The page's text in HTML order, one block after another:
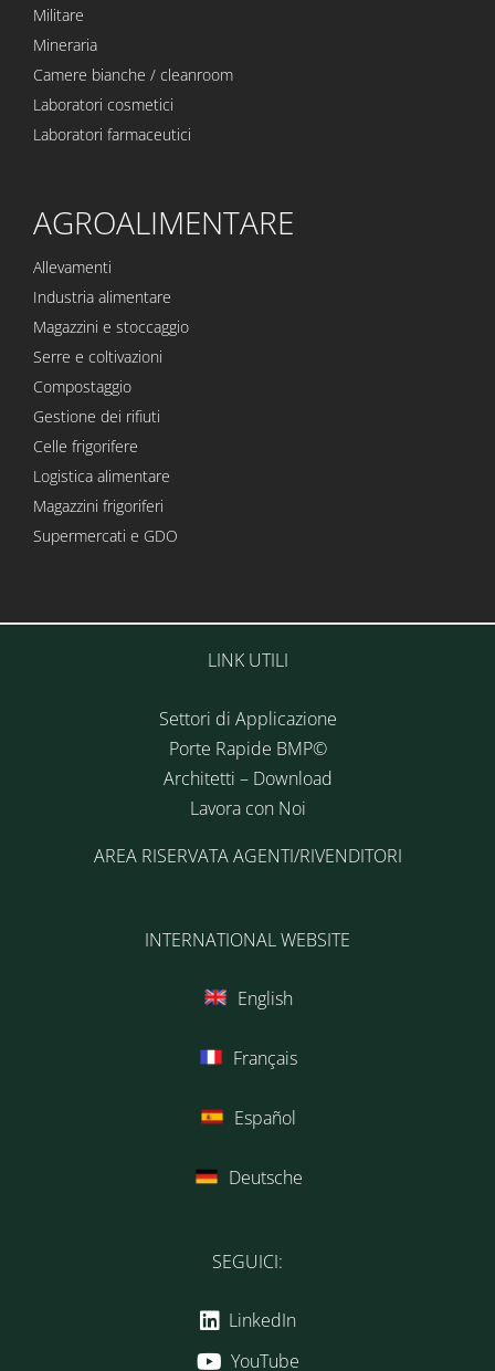
Militare
Mineraria
Camere bianche / cleanroom
Laboratori cosmetici
Laboratori farmaceutici
AGROALIMENTARE
Allevamenti
Industria alimentare
Magazzini e stoccaggio
Serre e coltivazioni
Compostaggio
Gestione dei rifiuti
Celle frigorifere
Logistica alimentare
Magazzini frigoriferi
Supermercati e GDO
LINK UTILI
Settori di Applicazione
Porte Rapide BMP©
Architetti – Download
Lavora con Noi
AREA RISERVATA AGENTI/RIVENDITORI
INTERNATIONAL WEBSITE
English
Français
Español
Deutsche
SEGUICI:
LinkedIn
YouTube